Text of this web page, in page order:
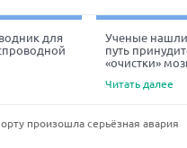
для
Ученые
путь
«очистки»
Читать далее
произошла серьёзная авария